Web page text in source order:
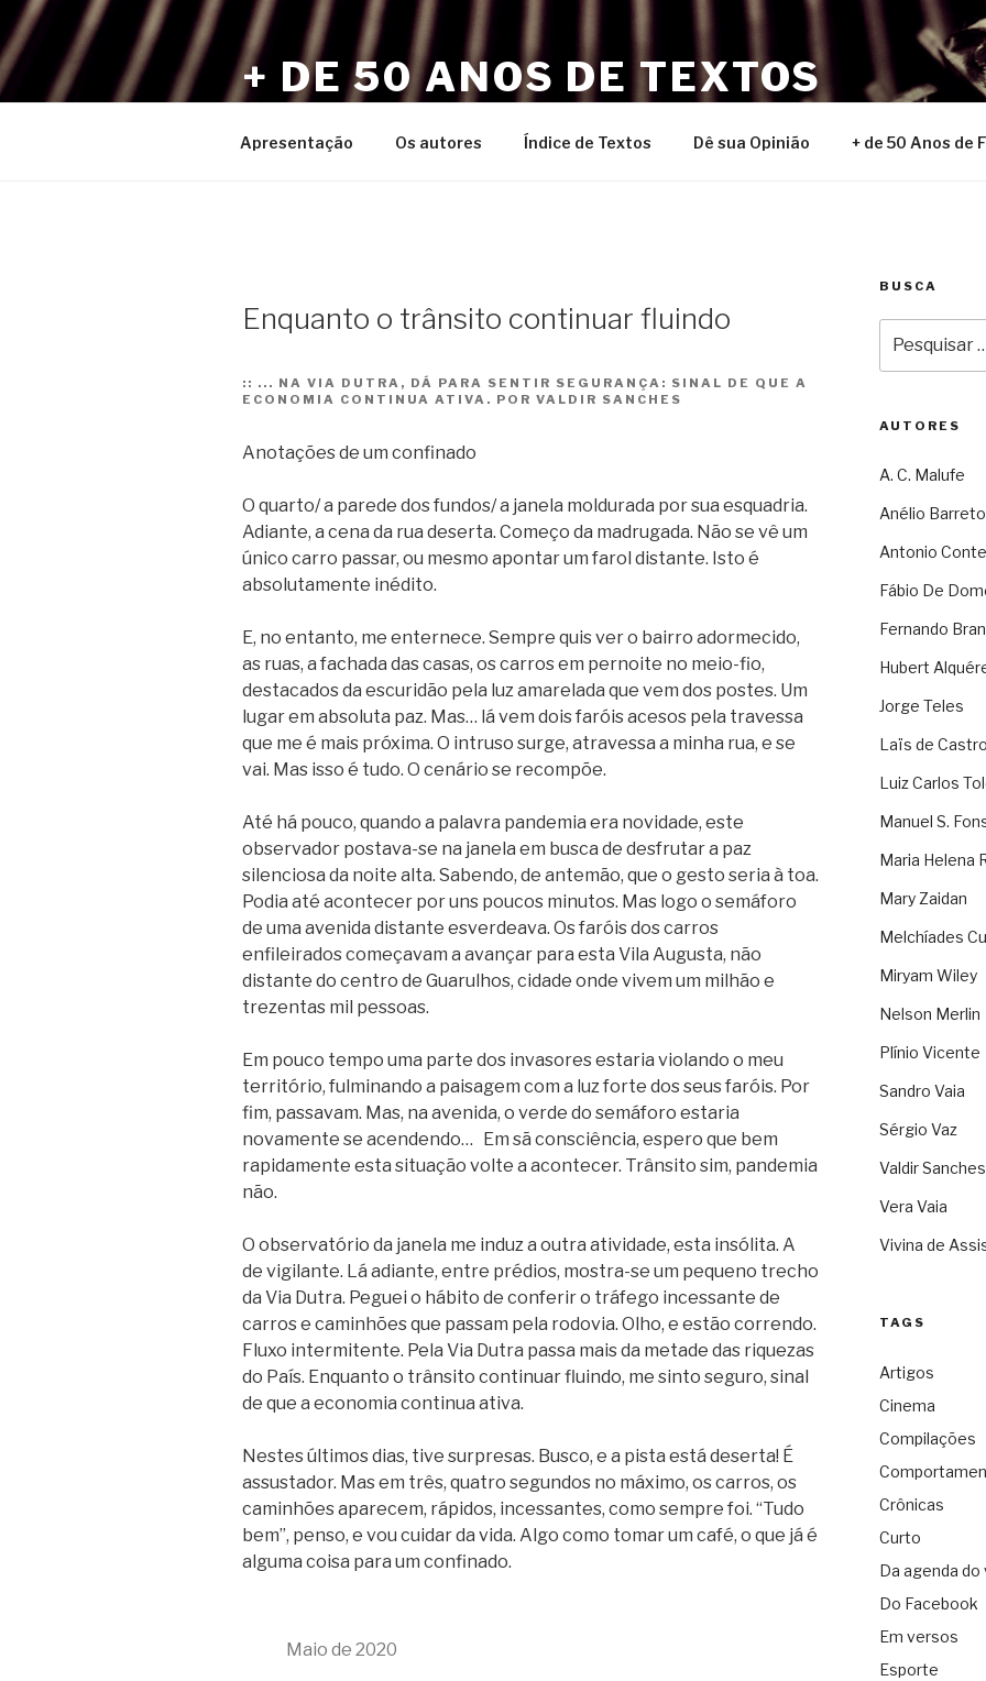
Pular
para
o
conteúdo
+ DE 50 ANOS DE TEXTOS
Apresentação Os autores Índice de Textos Dê sua Opinião + de 50 Anos de
Enquanto o trânsito continuar fluindo
:: ... NA VIA DUTRA, DÁ PARA SENTIR SEGURANÇA: SINAL DE QUE A
ECONOMIA CONTINUA ATIVA. POR VALDIR SANCHES
Anotações de um confinado
O quarto/ a parede dos fundos/ a janela moldurada por sua esquadria.
Adiante, a cena da rua deserta. Começo da madrugada. Não se vê um
único carro passar, ou mesmo apontar um farol distante. Isto é
absolutamente inédito.
E, no entanto, me enternece. Sempre quis ver o bairro adormecido,
as ruas, a fachada das casas, os carros em pernoite no meio-fio,
destacados da escuridão pela luz amarelada que vem dos postes. Um
lugar em absoluta paz. Mas… lá vem dois faróis acesos pela travessa
que me é mais próxima. O intruso surge, atravessa a minha rua, e se
vai. Mas isso é tudo. O cenário se recompõe.
Até há pouco, quando a palavra pandemia era novidade, este
observador postava-se na janela em busca de desfrutar a paz
silenciosa da noite alta. Sabendo, de antemão, que o gesto seria à toa.
Podia até acontecer por uns poucos minutos. Mas logo o semáforo
de uma avenida distante esverdeava. Os faróis dos carros
enfileirados começavam a avançar para esta Vila Augusta, não
distante do centro de Guarulhos, cidade onde vivem um milhão e
trezentas mil pessoas.
Em pouco tempo uma parte dos invasores estaria violando o meu
território, fulminando a paisagem com a luz forte dos seus faróis. Por
fim, passavam. Mas, na avenida, o verde do semáforo estaria
novamente se acendendo… Em sã consciência, espero que bem
rapidamente esta situação volte a acontecer. Trânsito sim, pandemia
não.
O observatório da janela me induz a outra atividade, esta insólita. A
de vigilante. Lá adiante, entre prédios, mostra-se um pequeno trecho
da Via Dutra. Peguei o hábito de conferir o tráfego incessante de
carros e caminhões que passam pela rodovia. Olho, e estão correndo.
Fluxo intermitente. Pela Via Dutra passa mais da metade das riquezas
do País. Enquanto o trânsito continuar fluindo, me sinto seguro, sinal
de que a economia continua ativa.
Nestes últimos dias, tive surpresas. Busco, e a pista está deserta! É
assustador. Mas em três, quatro segundos no máximo, os carros, os
caminhões aparecem, rápidos, incessantes, como sempre foi. “Tudo
bem”, penso, e vou cuidar da vida. Algo como tomar um café, o que já é
alguma coisa para um confinado.
Maio de 2020
BUSCA
por:
AUTORES
A. C. Malufe
Anélio Barreto
Antonio
Fábio De
Fernando
Hubert
Jorge Teles
Laïs de Castro
Luiz Carlos
Manuel S.
Maria Helena
Mary Zaidan
Melchíades
Miryam Wiley
Nelson Merlin
Plínio Vicente
Sandro Vaia
Sérgio Vaz
Valdir Sanches
Vera Vaia
Vivina de
TAGS
Artigos
Cinema
Compilações
Crônicas
Curto
Da agenda do
Do Facebook
Em versos
Esporte